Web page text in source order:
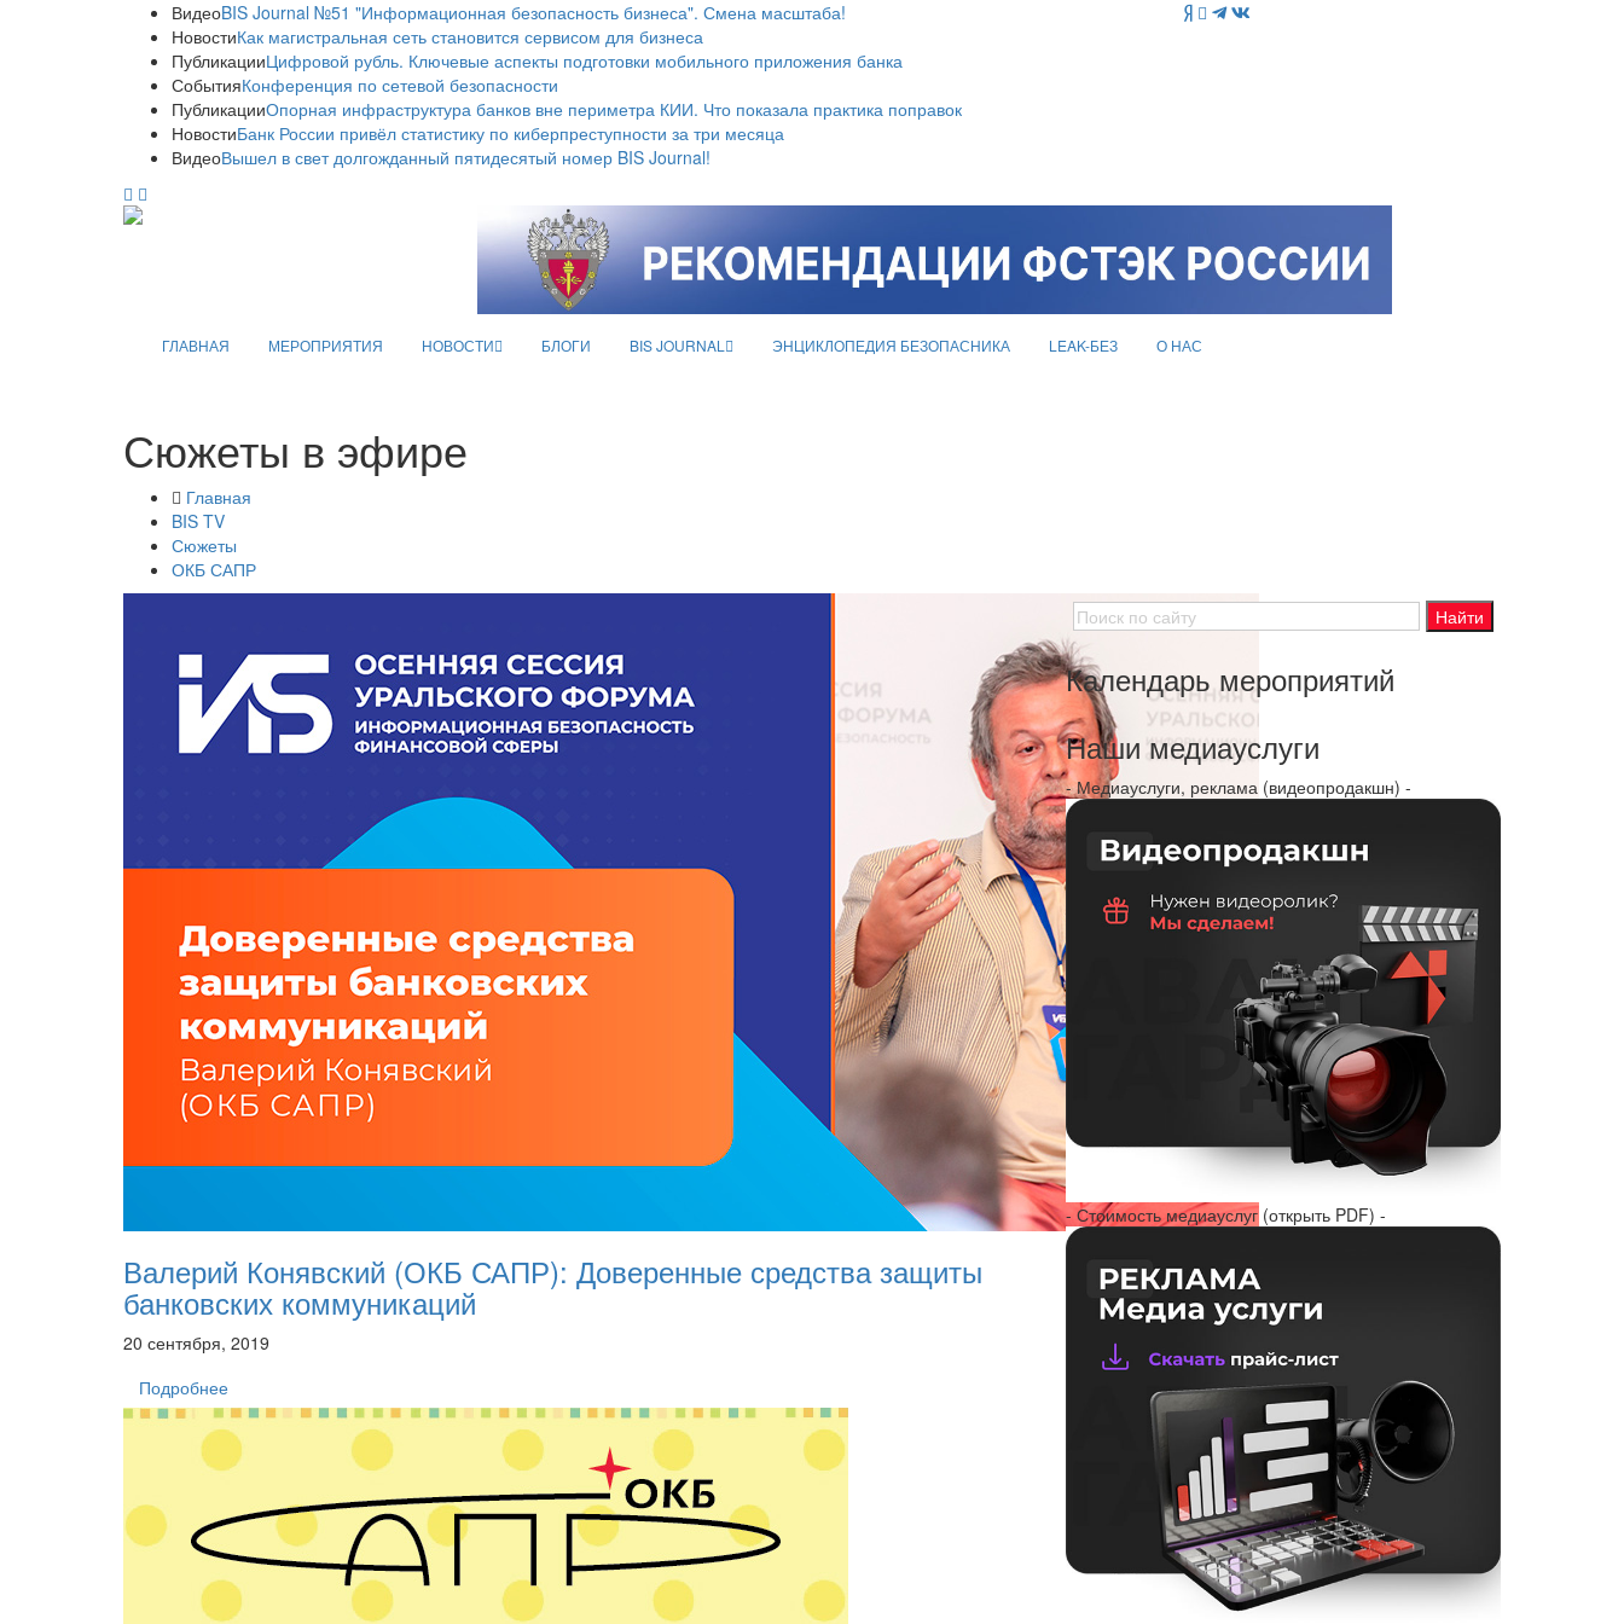
ВидеоBIS Journal №51 "Информационная безопасность бизнеса". Смена масштаба!
НовостиКак магистральная сеть становится сервисом для бизнеса
ПубликацииЦифровой рубль. Ключевые аспекты подготовки мобильного приложения банка
СобытияКонференция по сетевой безопасности
ПубликацииОпорная инфраструктура банков вне периметра КИИ. Что показала практика поправок
НовостиБанк России привёл статистику по киберпреступности за три месяца
ВидеоВышел в свет долгожданный пятидесятый номер BIS Journal!
ГЛАВНАЯ МЕРОПРИЯТИЯ НОВОСТИ БЛОГИ BIS JOURNAL ЭНЦИКЛОПЕДИЯ БЕЗОПАСНИКА LEAK-БЕЗ О НАС
Сюжеты в эфире
Главная
BIS TV
Сюжеты
ОКБ САПР
Валерий Конявский (ОКБ САПР): Доверенные средства защиты
банковских коммуникаций
20 сентября, 2019
Подробнее
Календарь мероприятий
Наши медиауслуги
- Медиауслуги, реклама (видеопродакшн) -
- Стоимость медиауслуг (открыть PDF) -